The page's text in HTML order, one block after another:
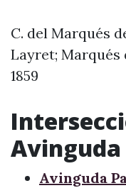
C. del Marqués
Layret; Marqués
1859
Avinguda
Avinguda